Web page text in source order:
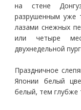
на стене
разрушенным уже
лазами снежных
или четыре
двухнедельной
Праздничное
Японии белый
белый, тем глубже